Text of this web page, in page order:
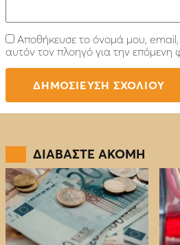
Αποθήκευσε το όνομά μου, email,
αυτόν τον πλοηγό για την
ΔΙΑΒΑΣΤΕ ΑΚΟΜΗ